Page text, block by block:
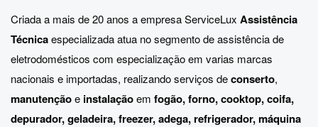
Criada a mais de 20 anos a empresa ServiceLux Assistência
Técnicaespecializada atua no segmento de assistência de
eletrodomésticos com especialização em varias marcas
nacionais e importadas, realizando serviços deconserto,
manutençãoe instalaçãoem fogão, forno, cooktop, coifa,
depurador, geladeira, freezer, adega, refrigerador, máquina